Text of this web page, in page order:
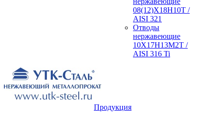
08(12)Х18Н10Т /
AISI 321
Отводы
нержавеющие
10Х17Н13М2Т /
AISI 316 Ti
Продукция